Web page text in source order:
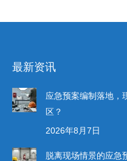
最新资讯
应急预案编制落地，
区？
2026年8月7日
脱离现场情景的应急